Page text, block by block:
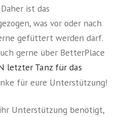
ist das
was vor oder nach
gefüttert werden darf.
gerne über BetterPlace
letzter Tanz für das
für eure Unterstützung!
Unterstützung benötigt,